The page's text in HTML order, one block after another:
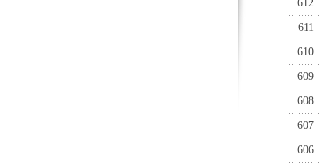
612
611
610
609
608
607
606